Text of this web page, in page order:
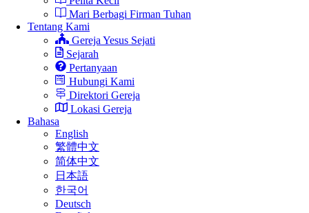
Mari Berbagi Firman Tuhan
Tentang Kami
Gereja Yesus Sejati
Sejarah
Pertanyaan
Hubungi Kami
Direktori Gereja
Lokasi Gereja
Bahasa
English
繁體中文
简体中文
日本語
한국어
Deutsch